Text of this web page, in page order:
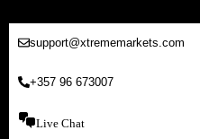
support@xtrememarkets.com
+357 96 673007
Live Chat